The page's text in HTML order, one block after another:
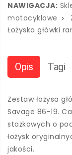
NAWIGACJA:
motocyklowe
Łożyska główki
Opis Tagi
Zestaw łożysa
Savage 86-19.
stożkowych o
łożysk
jakości.